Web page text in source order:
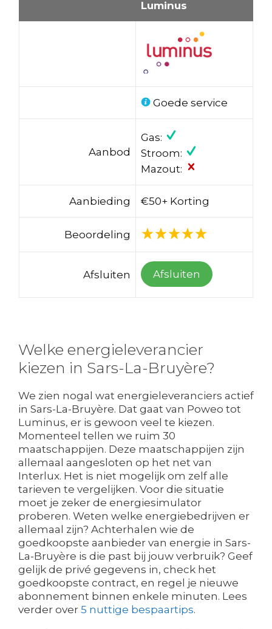
Luminus
Goede service
Aanbod
Gas:
Stroom:
Mazout:
Aanbieding €50+ Korting
Beoordeling
Afsluiten Afsluiten
Welke energieleverancier
kiezen in Sars-La-Bruyère?
We zien nogal wat energieleveranciers actief
in Sars-La-Bruyère. Dat gaat van Poweo tot
Luminus, er is gewoon veel te kiezen.
Momenteel tellen we ruim 30
maatschappijen. Deze maatschappijen zijn
allemaal aangesloten op het net van
Interlux. Het is niet mogelijk om zelf alle
tarieven te vergelijken. Voor die situatie
moet je zeker de energiesimulator
proberen. Weten welke energiebedrijven er
allemaal zijn? Achterhalen wie de
goedkoopste aanbieder van energie in Sars-
La-Bruyère is die past bij jouw verbruik? Geef
gelijk de privé gegevens in, check het
goedkoopste contract, en regel je nieuwe
abonnement binnen enkele minuten. Lees
verder over 5 nuttige bespaartips.